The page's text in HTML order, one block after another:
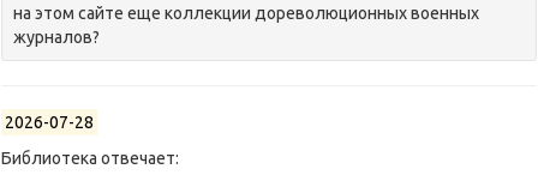
на этом сайте еще коллекции дореволюционных военных
журналов?
2026-07-28
Библиотека отвечает: